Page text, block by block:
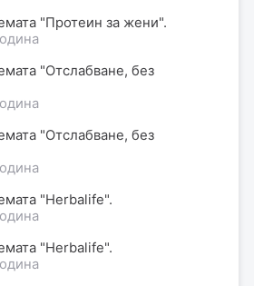
"Протеин за жени".
"Отслабване, без
"Отслабване, без
"Herbalife".
"Herbalife".